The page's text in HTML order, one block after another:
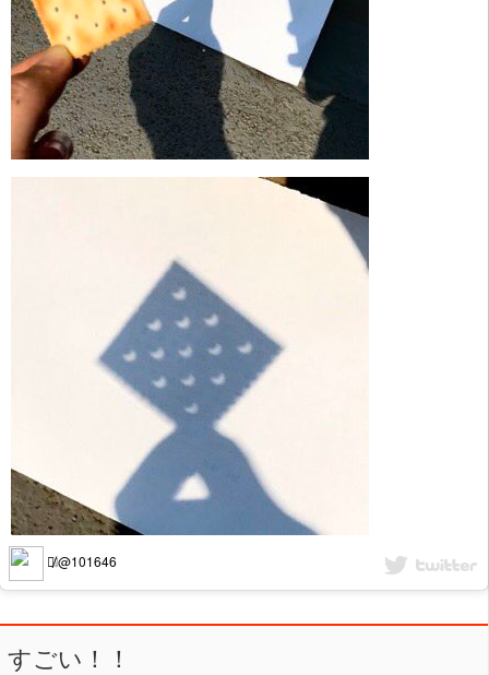
ゆ̸❕@101646
すごい！！